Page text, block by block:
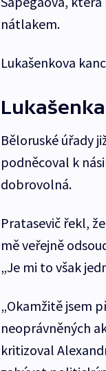
nátlakem.
Lukašenkova
Běloruské úřady
podněcoval k
dobrovolná.
Pratasevič řekl,
mě veřejně
„Je mi to však
„Okamžitě jsem
neoprávněných
kritizoval